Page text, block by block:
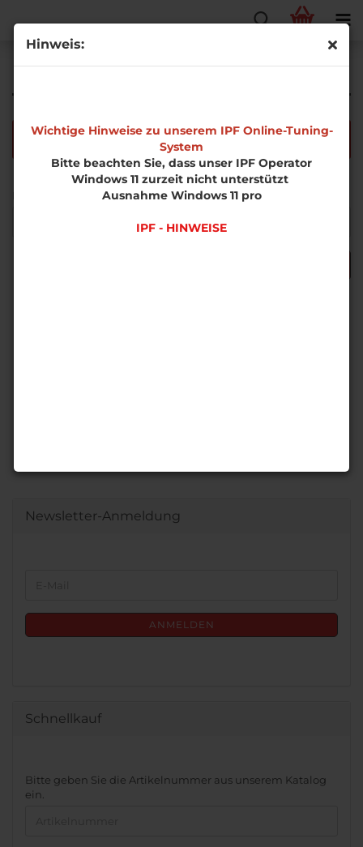
Hinweis:
Wichtige Hinweise zu unserem IPF Online-Tuning-
System
Bitte beachten Sie, dass unser IPF Operator
Windows 11 zurzeit nicht unterstützt
Ausnahme Windows 11 pro
IPF - HINWEISE
Die Suche ergab keine genauen Treffer.
Möchten Sie noch einmal suchen?
Newsletter-Anmeldung
ANMELDEN
Schnellkauf
BITTE
GEBEN
Bitte geben Sie die Artikelnummer aus unserem Katalog
ein.